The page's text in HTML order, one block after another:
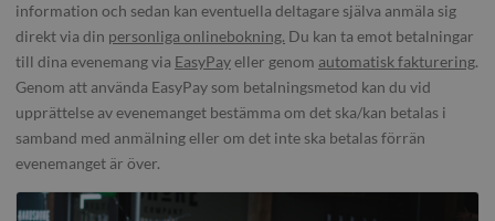
information och sedan kan eventuella deltagare själva anmäla sig
direkt via din personliga onlinebokning. Du kan ta emot betalningar
till dina evenemang via EasyPayeller genom automatisk fakturering.
Genom att använda EasyPay som betalningsmetod kan du vid
upprättelse av evenemanget bestämma om det ska/kan betalas i
samband med anmälning eller om det inte ska betalas förrän
evenemanget är över.